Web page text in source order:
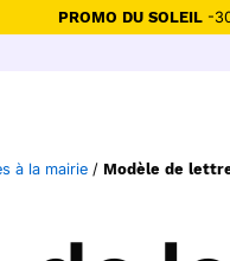
PROMO DU SOLEIL-
à la mairie / Modèle de